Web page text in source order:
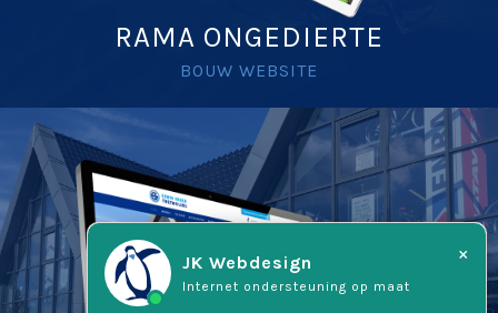
RAMA ONGEDIERTE
BOUW WEBSITE
JK Webdesign
Internet ondersteuning op maat
×